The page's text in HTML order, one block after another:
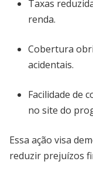
Taxas
renda.
Cobertura
acidentais.
Facilidade de
no site do
Essa ação visa
reduzir prejuízos